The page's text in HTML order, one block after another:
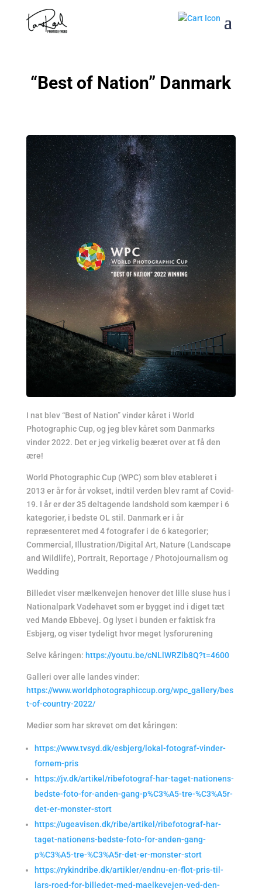
“Best of Nation” Danmark
I nat blev “Best of Nation” vinder kåret i World
Photographic Cup, og jeg blev kåret som Danmarks
vinder 2022. Det er jeg virkelig beæret over at få den
ære!
World Photographic Cup (WPC) som blev etableret i
2013 er år for år vokset, indtil verden blev ramt af Covid-
19. I år er der 35 deltagende landshold som kæmper i 6
kategorier, i bedste OL stil. Danmark er i år
repræsenteret med 4 fotografer i de 6 kategorier;
Commercial, Illustration/Digital Art, Nature (Landscape
and Wildlife), Portrait, Reportage / Photojournalism og
Wedding
Billedet viser mælkenvejen henover det lille sluse hus i
Nationalpark Vadehavet som er bygget ind i diget tæt
ved Mandø Ebbevej. Og lyset i bunden er faktisk fra
Esbjerg, og viser tydeligt hvor meget lysforurening
Selve kåringen: https://youtu.be/cNLlWRZlb8Q?t=4600
Galleri over alle landes vinder:
https://www.worldphotographiccup.org/wpc_gallery/bes
t-of-country-2022/
Medier som har skrevet om det kåringen:
https://www.tvsyd.dk/esbjerg/lokal-fotograf-vinder-
fornem-pris
https://jv.dk/artikel/ribefotograf-har-taget-nationens-
bedste-foto-for-anden-gang-p%C3%A5-tre-%C3%A5r-
det-er-monster-stort
https://ugeavisen.dk/ribe/artikel/ribefotograf-har-
taget-nationens-bedste-foto-for-anden-gang-
p%C3%A5-tre-%C3%A5r-det-er-monster-stort
https://rykindribe.dk/artikler/endnu-en-flot-pris-til-
lars-roed-for-billedet-med-maelkevejen-ved-den-